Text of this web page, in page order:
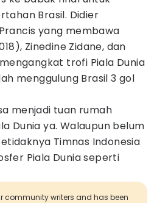
Brasil. Didier
yang membawa
Zinedine Zidane, dan
trofi Piala Dunia
menggulung Brasil 3 gol
menjadi tuan rumah
Dunia ya. Walaupun belum
Timnas Indonesia
Piala Dunia seperti
community writers and has been